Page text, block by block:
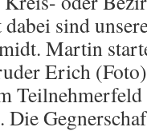
sind
Martin
Erich
Teilnehmerfeld
Die